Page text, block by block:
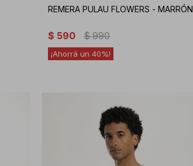
REMERA PULAU FLOWERS - MARRÓN
$ 590 $ 990
40